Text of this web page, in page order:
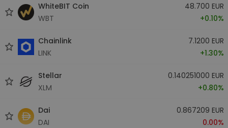
WhiteBIT Coin
WBT
48.700 EUR
+0.10%
Chainlink
LINK
7.1200 EUR
+1.30%
Stellar
XLM
0.140251000 EUR
+0.80%
Dai
DAI
0.867209 EUR
0.00%